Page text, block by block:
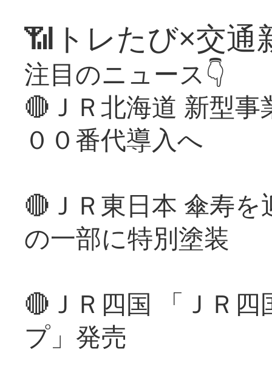
📶トレたび×交通
注目のニュース👇
🔴ＪＲ北海道 新型
００番代導入へ
🔴ＪＲ東日本 傘寿
の一部に特別塗装
🔴ＪＲ四国 「ＪＲ
プ」発売